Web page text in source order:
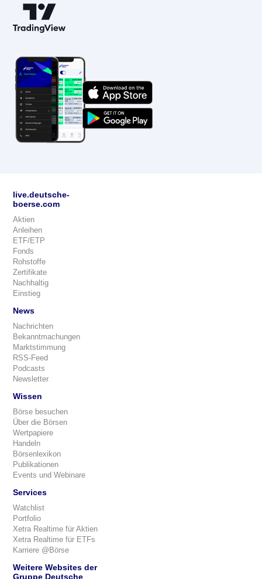
live.deutsche-
boerse.com
Aktien
Anleihen
ETF/ETP
Fonds
Rohstoffe
Zertifikate
Nachhaltig
Einstieg
News
Nachrichten
Bekanntmachungen
Marktstimmung
RSS-Feed
Podcasts
Newsletter
Wissen
Börse besuchen
Über die Börsen
Wertpapiere
Handeln
Börsenlexikon
Publikationen
Events und Webinare
Services
Watchlist
Portfolio
Xetra Realtime für Aktien
Xetra Realtime für ETFs
Karriere @Börse
Weitere Websites der
Gruppe Deutsche